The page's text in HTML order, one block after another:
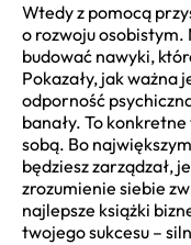
Wtedy z pomocą
o rozwoju osobistym.
budować nawyki,
Pokazały, jak
odporność
banały. To
sobą. Bo
będziesz zarządzał,
zrozumienie siebie
najlepsze książki
twojego sukcesu –